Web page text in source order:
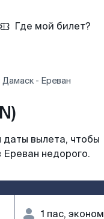
Где мой билет?
Дамаск - Ереван
вылета, чтобы
недорого.